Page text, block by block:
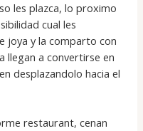
les plazca, lo proximo
cual les
joya y la comparto con
llegan a convertirse en
desplazandolo hacia el
restaurant, cenan